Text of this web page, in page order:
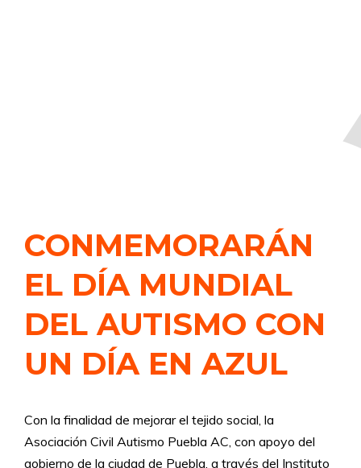
CONMEMORARÁN
EL DÍA MUNDIAL
DEL AUTISMO CON
UN DÍA EN AZUL
Con la finalidad de mejorar el tejido social, la
Asociación Civil Autismo Puebla AC, con apoyo del
gobierno de la ciudad de Puebla, a través del Instituto